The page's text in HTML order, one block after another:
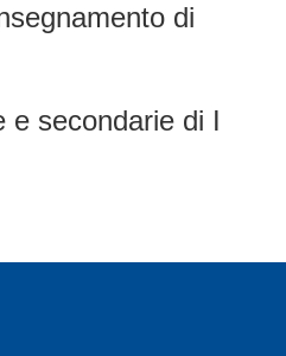
di
e secondarie di I